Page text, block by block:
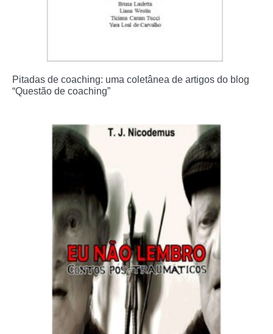
Pitadas de coaching: uma coletânea de artigos do blog
“Questão de coaching”